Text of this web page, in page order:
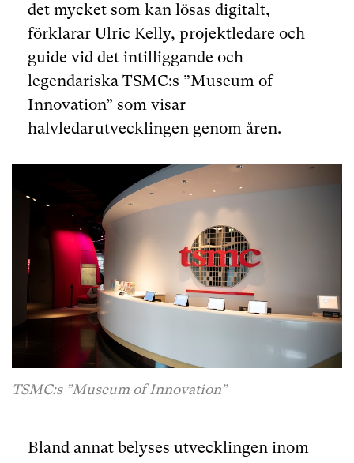
det mycket som kan lösas digitalt,
förklarar Ulric Kelly, projektledare och
guide vid det intilliggande och
legendariska TSMC:s ”Museum of
Innovation” som visar
halvledarutvecklingen genom åren.
TSMC:s ”Museum of Innovation”
Bland annat belyses utvecklingen inom